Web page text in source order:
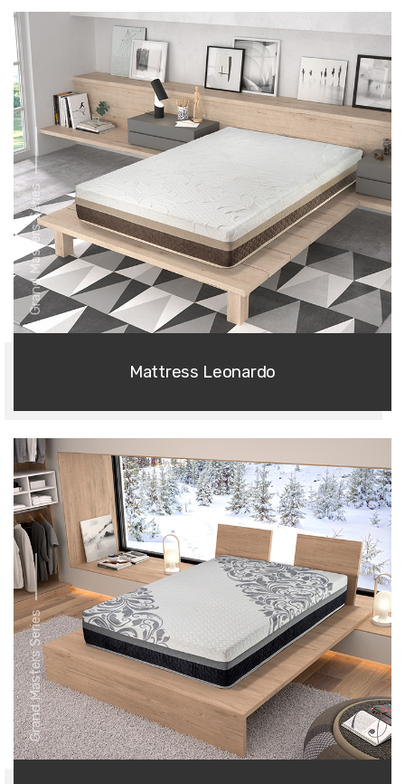
Grand Masters Series
Mattress Leonardo
Grand Masters Series